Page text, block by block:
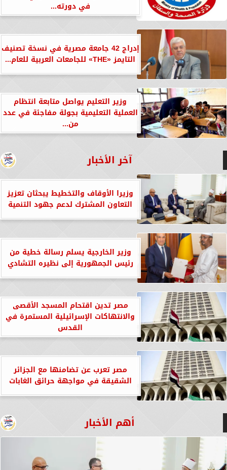
في دورته...
إدراج 42 جامعة مصرية في نسخة تصنيف
التايمز «THE» للجامعات العربية للعام...
وزير التعليم يواصل متابعة انتظام
العملية التعليمية بجولة مفاجئة في عدد
من...
آخر الأخبار
وزيرا الأوقاف والتخطيط يبحثان تعزيز
التعاون المشترك لدعم جهود التنمية
وزير الخارجية يسلم رسالة خطية من
رئيس الجمهورية إلى نظيره التشادي
مصر تدين اقتحام المسجد الأقصى
والانتهاكات الإسرائيلية المستمرة في
القدس
مصر تعرب عن تضامنها مع الجزائر
الشقيقة في مواجهة حرائق الغابات
أهم الأخبار